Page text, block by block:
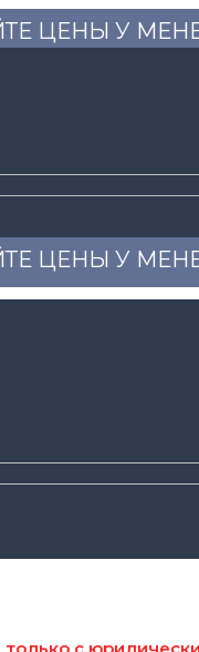
ЦЕНЫ У
ЦЕНЫ У
только с